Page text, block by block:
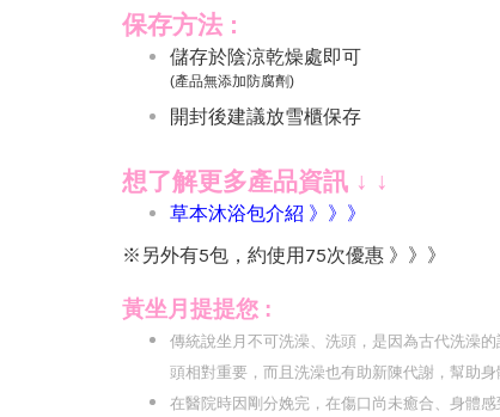
保存方法 :
儲存於陰涼乾燥處即可
(產品無添加防腐劑)
開封後建議放雪櫃保存
想了解更多產品資訊 ↓ ↓
草本沐浴包介紹 》》》
※另外有5包，約使用75次優惠 》》》
黃坐月提提您 :
傳統說坐月不可洗澡、洗頭，是因為古代洗澡
頭相對重要，而且洗澡也有助新陳代謝，幫助身
在醫院時因剛分娩完，在傷口尚未癒合、身體